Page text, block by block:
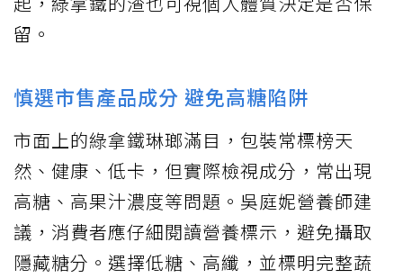
留。
慎選市售產品成分 避免高糖陷阱
市面上的綠拿鐵琳瑯滿目，包裝常標榜天
然、健康、低卡，但實際檢視成分，常出現
高糖、高果汁濃度等問題。吳庭妮營養師建
議，消費者應仔細閱讀營養標示，避免攝取
隱藏糖分。選擇低糖、高纖，並標明完整蔬